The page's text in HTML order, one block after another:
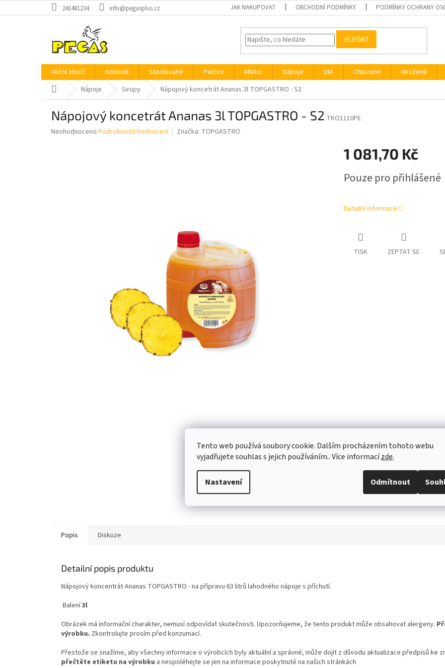
Tento web používá soubory cookie. Dalším procházením tohoto webu
vyjadřujete souhlas s jejich používáním.. Více informacízde.
Nastavení Odmítnout
na
241481234 info@pegasplus.cz JAK NAKUPOVAT OBCHODNÍ PODMÍNKY PODMÍNKY OCHRANY
HLEDAT
Akční zboží Koloniál Sterilované Pečivo Mléko Nápoje DIA Chlazené Mražené
Domů Nápoje Sirupy Nápojový koncetrát Ananas 3l TOPGASTRO - S2
Nápojový koncetrát Ananas 3l TOPGASTRO - S2 TKO1110PE
Průměrné
Neohodnoceno Podrobnosti hodnocení Značka: TOPGASTRO
1 081,70 Kč
cena:
Pouze pro přihlášené
Detailní informace
TISK ZEPTAT SE
Popis Diskuze
Detailní popis produktu
Nápojový koncentrát Ananas TOPGASTRO - na přípravu 63 litrů lahodného nápoje s příchutí.
Balení3l
Obrázek má informační charakter, nemusí odpovídat skutečnosti. Upozorňujeme, že tento produkt může obsahovat alergeny.
výrobku. Zkontrolujte prosím před konzumací.
Přestože se snažíme, aby všechny informace o výrobcích byly aktuální a správné, může dojít z důvodu aktualizace předpisů ke
přečtěte etiketu na výrobku a nespoléhejte se jen na informace poskytnuté na našich stránkách